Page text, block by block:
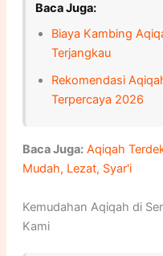
Baca Juga:
Biaya Kambing
Terjangkau
Rekomendasi
Terpercaya 2026
Baca Juga: Aqiqah
Mudah, Lezat, Syar'i
Kemudahan Aqiqah di
Kami